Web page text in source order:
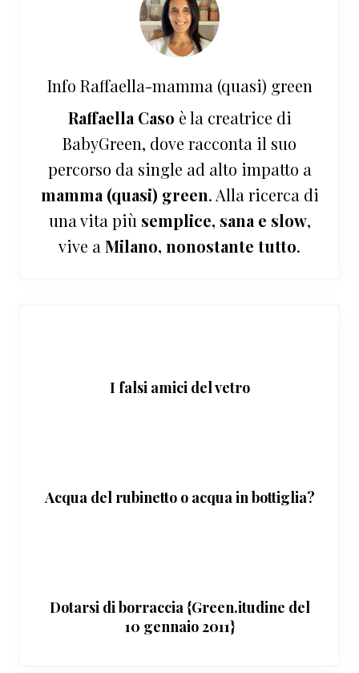
Info Raffaella-mamma (quasi) green
Raffaella Caso è la creatrice di
BabyGreen, dove racconta il suo
percorso da single ad alto impatto a
mamma (quasi) green. Alla ricerca di
una vita più semplice, sana e slow,
vive a Milano, nonostante tutto.
I falsi amici del vetro
Acqua del rubinetto o acqua in bottiglia?
Dotarsi di borraccia {Green.itudine del
10 gennaio 2011}